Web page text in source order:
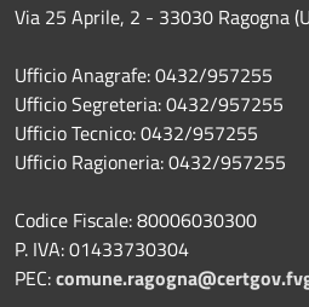
Via 25 Aprile, 2 - 33030 Ragogna
Ufficio Anagrafe: 0432/957255
Ufficio Segreteria: 0432/957255
Ufficio Tecnico: 0432/957255
Ufficio Ragioneria: 0432/957255
Codice Fiscale: 80006030300
P. IVA: 01433730304
PEC: